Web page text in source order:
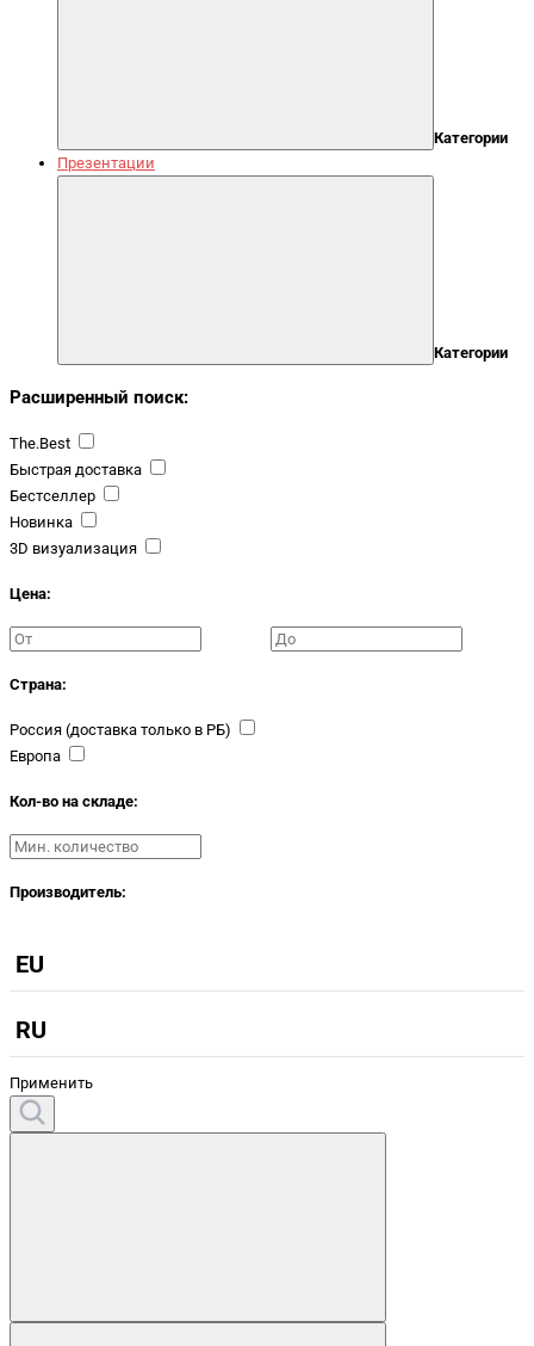
Категории
Презентации
Категории
Расширенный поиск:
The.Best
Быстрая доставка
Бестселлер
Новинка
3D визуализация
Цена:
Страна:
Россия (доставка только в РБ)
Европа
Кол-во на складе:
Производитель:
EU
RU
Применить